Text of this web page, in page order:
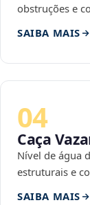
obstruções e
SAIBA MAIS
04
Caça
Nível de água
estruturais e
SAIBA MAIS